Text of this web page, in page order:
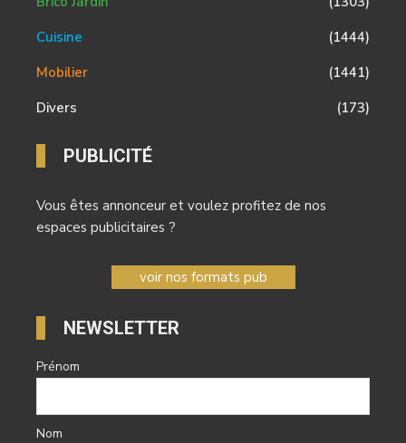
Cuisine
(1444)
Mobilier
(1441)
Divers
(173)
PUBLICITÉ
Vous êtes annonceur et voulez profitez de nos
espaces publicitaires ?
voir nos formats pub
NEWSLETTER
Prénom
Nom